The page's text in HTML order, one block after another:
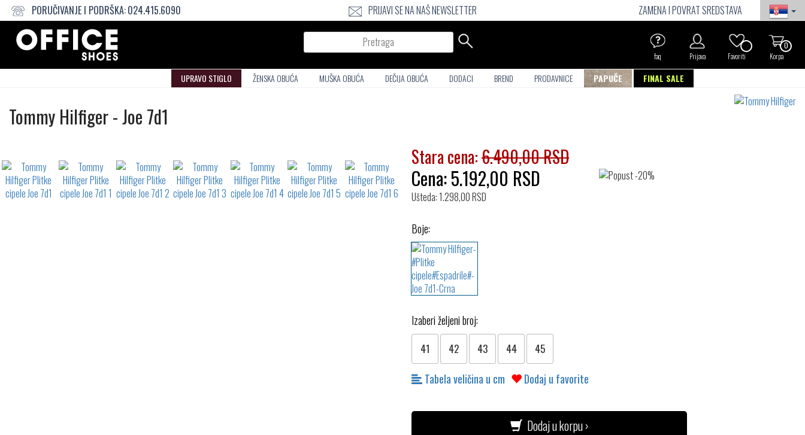
PORUČIVANJE I PODRŠKA:024.415.6090 PRIJAVI SE NA NAŠ NEWSLETTER
ZAMENA I POVRAT SREDSTAVA
Pretraga
0
Korpa
Favoriti
Prijava
faq
UPRAVO STIGLO ŽENSKA OBUĆA MUŠKA OBUĆA DEČIJA OBUĆA DODACI BREND PRODAVNICE PAPUČE FINAL SALE
Tommy HilfigerPlitke
-Joe 7d1
waterrepellent Stara cena:6.490,00 RSD
Cena:5.192,00 RSD
Ušteda: 1.298,00 RSD
Boje:
Izaberi željeni broj:
41 42 43 44 45
Tabela veličina u cm Dodaj u favorite
Dodaj u korpu ›